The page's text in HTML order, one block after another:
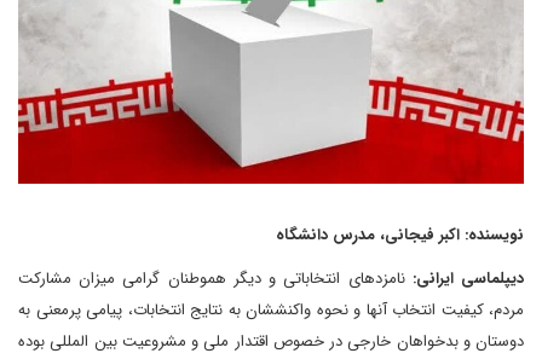
نویسنده: اکبر فیجانی، مدرس دانشگاه
دیپلماسی ایرانی: نامزدهای انتخاباتی و دیگر هموطنان گرامی میزان مشارکت
مردم، کیفیت انتخاب آنها و نحوه واکنششان به نتایج انتخابات، پیامی پرمعنی به
دوستان و بدخواهان خارجی در خصوص اقتدار ملی و مشروعیت بین المللی بوده